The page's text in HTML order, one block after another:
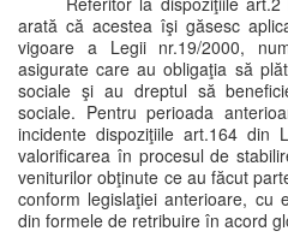
arată că acestea îşi găsesc
vigoare a Legii nr.19/2000,
asigurate care au obligaţia să
sociale şi au dreptul să
sociale. Pentru perioada
incidente dispoziţiile art.164 din
valorificarea în procesul de
veniturilor obţinute ce au făcut
conform legislaţiei anterioare, cu
din formele de retribuire în acord